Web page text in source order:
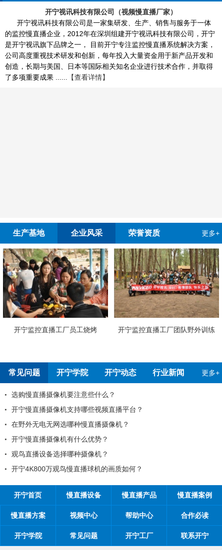
开宁视讯科技有限公司（视频慢直播厂家）
开宁视讯科技有限公司是一家集研发、生产、销售与服务于一体
的监控慢直播企业，2012年在深圳组建开宁视讯科技有限公司，开宁
是开宁视讯旗下品牌之一， 目前开宁专注监控慢直播系统解决方案，
公司高度重视技术研发和创新，每年投入大量资金用于新产品开发和
创造，长期与美国、日本等国际相关知名企业进行技术合作，并取得
了多项重要成果 ......
【查看详情】
生产基地 企业风采 荣誉资质 更多+
烧烤
开宁监控直播工厂团队野外训练
常见问题 开宁学院 开宁动态 行业新闻 更多+
意些什么？
哪些视频直播平台？
慢直播摄像机？
么优势？
摄像机？
播球机的画质如何？
开宁首页 慢直播设备 慢直播产品 慢直播案例
慢直播方案 视频中心 帮助中心 合作必读
开宁学院 常见问题 开宁工厂 联系开宁